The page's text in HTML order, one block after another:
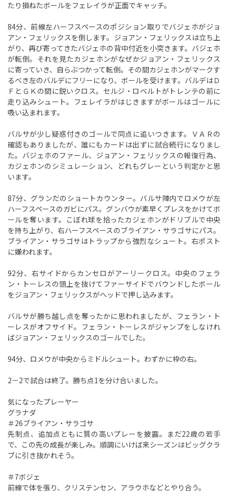
たり損ねたボールをフェレイラが正面でキャッチ。
84分、前線左ハーフスペースのポジション取りでバジェホがジョ
アン・フェリックスを倒します。ジョアン・フェリックスは立ち上
がり、再び寄ってきたバジェホの背中付近を小突きます。バジェホ
が転倒。それを見たカジェホンがなぜかジョアン・フェリックス
に寄っていき、自らぶつかって転倒。その間カジェホンがマークす
るべき左のバルデにフリーになり、ボールを受けます。バルデはＤ
ＦとＧＫの間に鋭いクロス。セルジ・ロベルトがトレンテの前に
走り込みシュート。フェレイラがはじきますがボールはゴールに
吸い込まれます。
バルサが少し疑惑付きのゴールで同点に追いつきます。ＶＡＲの
確認もありましたが、誰にもカードは出ずに試合続行になりまし
た。バジェホのファール、ジョアン・フェリックスの報復行為、
カジェホンのシミュレーション、どれもグレーという判定かと思
います。
87分、グランだのショートカウンター。バルサ陣内でロメウが左
ハーフスペースのガビにパス。グンバウが素早くプレスをかけてボ
ールを奪います。こぼれ球を拾ったカジェホンがドリブルで中央
を持ち上がり、右ハーフスペースのブライアン・サラゴサにパス。
ブライアン・サラゴサはトラップから強烈なシュート。右ポスト
に嫌われます。
92分、右サイドからカンセロがアーリークロス。中央のフェラ
ン・トーレスの頭上を抜けてファーサイドでバウンドしたボール
をジョアン・フェリックスがヘッドで押し込みます。
バルサが勝ち越し点を奪ったかに思われましたが、フェラン・ト
ーレスがオフサイド。フェラン・トーレスがジャンプをしなけれ
ばジョアン・フェリックスのゴールでした。
94分、ロメウが中央からミドルシュート。わずかに枠の右。
2－2で試合は終了。勝ち点1を分け合いました。
気になったプレーヤー
グラナダ
＃26ブライアン・サラゴサ
先制点、追加点ともに質の高いプレーを披露。まだ22歳の若手
で、この先の成長が楽しみ。順調にいけば来シーズンはビッグクラ
ブに引き抜かれそう。
＃7ボジェ
前線で体を張り、クリステンセン、アラウホなどとやり合う。